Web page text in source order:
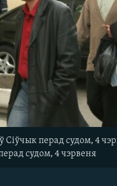
Сіўчык перад судом, 4
судом, 4 чэрвеня